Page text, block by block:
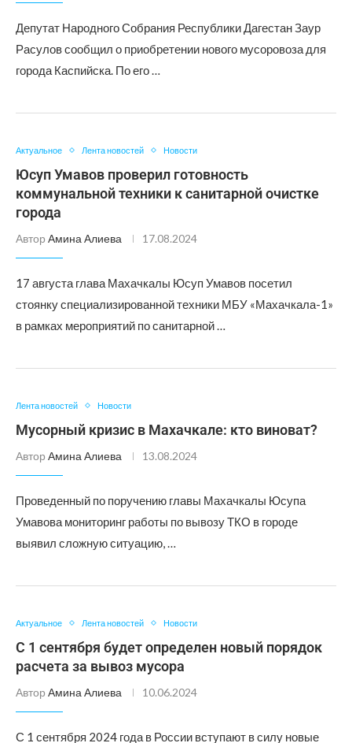
Депутат Народного Собрания Республики Дагестан Заур
Расулов сообщил о приобретении нового мусоровоза для
города Каспийска. По его …
Актуальное Лента новостей Новости
Юсуп Умавов проверил готовность
коммунальной техники к санитарной очистке
города
Автор Амина Алиева 17.08.2024
17 августа глава Махачкалы Юсуп Умавов посетил
стоянку специализированной техники МБУ «Махачкала-1»
в рамках мероприятий по санитарной …
Лента новостей Новости
Мусорный кризис в Махачкале: кто виноват?
Автор Амина Алиева 13.08.2024
Проведенный по поручению главы Махачкалы Юсупа
Умавова мониторинг работы по вывозу ТКО в городе
выявил сложную ситуацию, …
Актуальное Лента новостей Новости
С 1 сентября будет определен новый порядок
расчета за вывоз мусора
Автор Амина Алиева 10.06.2024
С 1 сентября 2024 года в России вступают в силу новые